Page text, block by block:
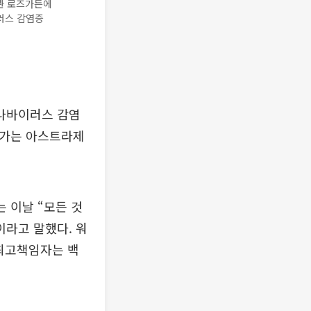
즈가든에
스 감염증
이러스 감염
는 아스트라제
이날 “모든 것
라고 말했다. 워
책임자는 백